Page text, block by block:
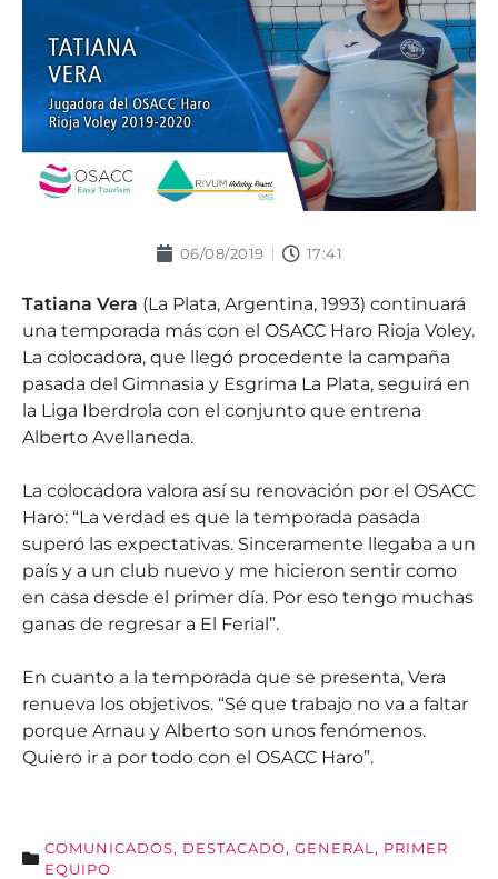
06/08/2019 17:41
Tatiana Vera (La Plata, Argentina, 1993) continuará
una temporada más con el OSACC Haro Rioja Voley.
La colocadora, que llegó procedente la campaña
pasada del Gimnasia y Esgrima La Plata, seguirá en
la Liga Iberdrola con el conjunto que entrena
Alberto Avellaneda.
La colocadora valora así su renovación por el OSACC
Haro: “La verdad es que la temporada pasada
superó las expectativas. Sinceramente llegaba a un
país y a un club nuevo y me hicieron sentir como
en casa desde el primer día. Por eso tengo muchas
ganas de regresar a El Ferial”.
En cuanto a la temporada que se presenta, Vera
renueva los objetivos. “Sé que trabajo no va a faltar
porque Arnau y Alberto son unos fenómenos.
Quiero ir a por todo con el OSACC Haro”.
COMUNICADOS, DESTACADO, GENERAL , PRIMER
EQUIPO